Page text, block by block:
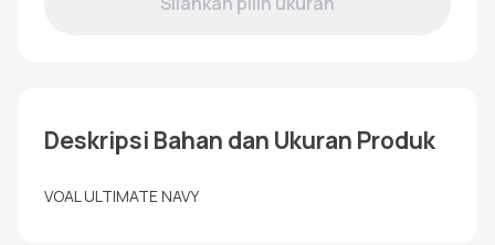
Deskripsi Bahan dan Ukuran Produk
VOAL ULTIMATE NAVY